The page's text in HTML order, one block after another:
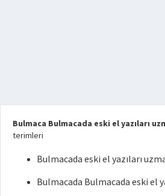
Bulmaca Bulmacada eski el yazıları
terimleri
Bulmacada eski el yazıları
Bulmacada Bulmacada eski el